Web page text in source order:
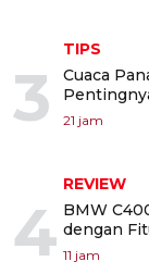
3
TIPS
Cuaca
21 jam
4
REVIEW
BMW
dengan
11 jam